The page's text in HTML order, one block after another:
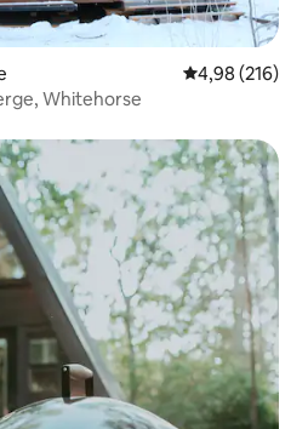
4,98 (216)
Whitehorse